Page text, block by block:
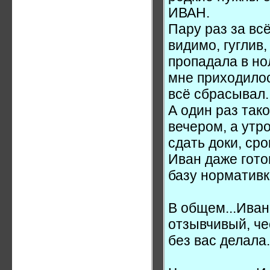
ИВАН.
Пару раз за
видимо,
пропадала в
мне
всё сбрасывал.
А один раз
вечером, а
сдать доки,
Иван даже
базу
В
отзывчивый,
без вас